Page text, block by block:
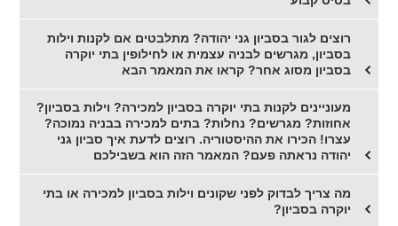
רוצים לגור בסביון גני יהודה? מתלבטים אם לקנות וילות
בסביון, מגרשים לבניה עצמית או לחילופין בתי יוקרה
בסביון מסוג אחר? קראו את המאמר הבא
מעוניינים לקנות בתי יוקרה בסביון למכירה? וילות בסביון?
אחוזות? מגרשים? נחלות? בתים למכירה בבניה נמוכה?
עצרו! הכירו את ההיסטוריה. רוצים לדעת איך סביון גני
יהודה נראתה פעם? המאמר הזה הוא בשבילכם
מה צריך לבדוק לפני שקונים וילות בסביון למכירה או בתי
יוקרה בסביון?